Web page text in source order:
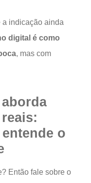
a indicação ainda
digital é como
, mas com
o
Então fale sobre o